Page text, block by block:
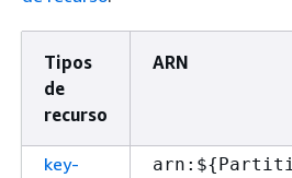
Tipos
de
recurso
ARN
key-
arn:${